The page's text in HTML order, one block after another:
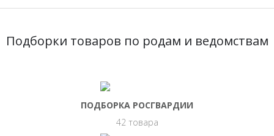
Подборки товаров по родам и ведомствам
ПОДБОРКА РОСГВАРДИИ
42 товара